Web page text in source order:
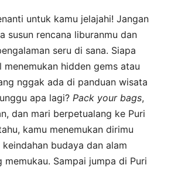
untuk kamu jelajahi! Jangan
susun rencana liburanmu dan
seru di sana. Siapa
menemukan hidden gems atau
nggak ada di panduan wisata
apa lagi? Pack your bags,
dan mari berpetualang ke Puri
kamu menemukan dirimu
budaya dan alam
Sampai jumpa di Puri